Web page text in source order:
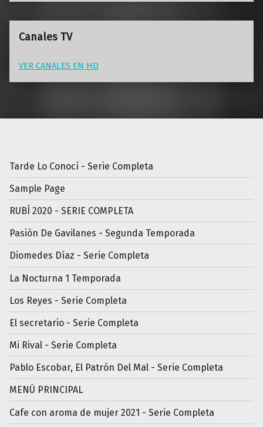
Canales TV
VER CANALES EN HD
Tarde Lo Conocí - Serie Completa
Sample Page
RUBÍ 2020 - SERIE COMPLETA
Pasión De Gavilanes - Segunda Temporada
Diomedes Díaz - Serie Completa
La Nocturna 1 Temporada
Los Reyes - Serie Completa
El secretario - Serie Completa
Mi Rival - Serie Completa
Pablo Escobar, El Patrón Del Mal - Serie Completa
MENÚ PRINCIPAL
Cafe con aroma de mujer 2021 - Serie Completa